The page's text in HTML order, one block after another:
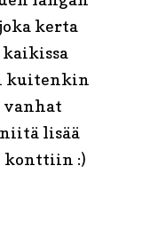
kerta
kuitenkin
lisää
konttiin :)